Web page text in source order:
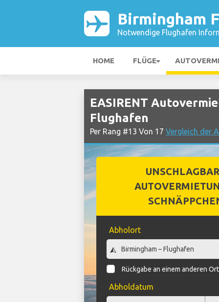
Birmingham
Notwendige Flughafen
HOME FLÜGE
EASIRENT
Flughafen
Per Rang #13 Von 17 Vergleich der
Abholort
Rückgabe an einem anderen Ort
Abholdatum